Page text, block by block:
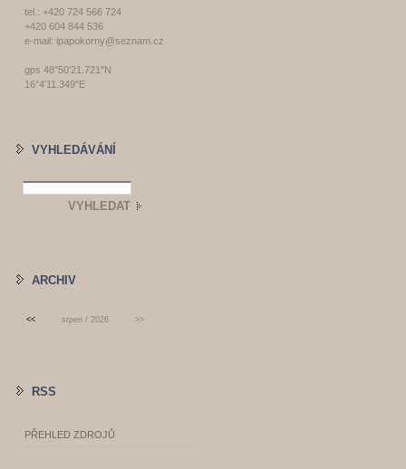
tel.: +420 724 566 724
+420 604 844 536
e-mail: ipapokorny@seznam.cz
gps 48°50'21.721"N
16°4'11.349"E
VYHLEDÁVÁNÍ
ARCHIV
<< srpen / 2026 >>
RSS
PŘEHLED ZDROJŮ